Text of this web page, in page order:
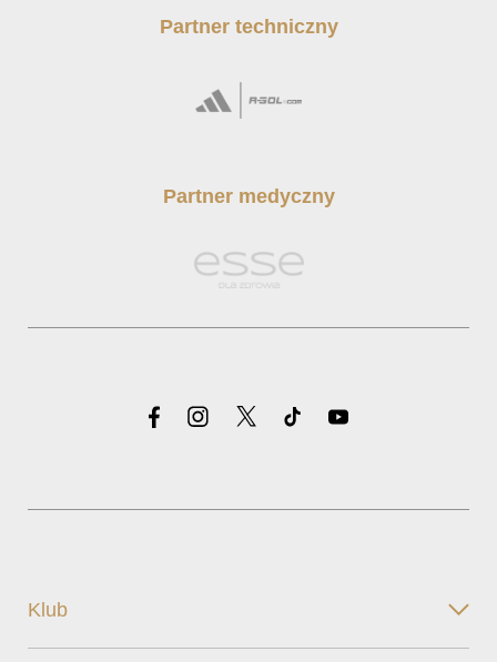
Partner techniczny
Partner medyczny
Klub